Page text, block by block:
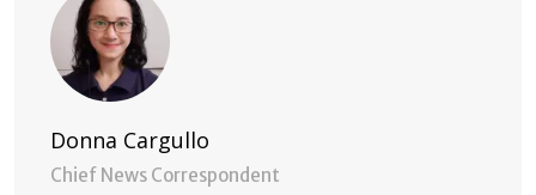
Donna Cargullo
Chief News Correspondent